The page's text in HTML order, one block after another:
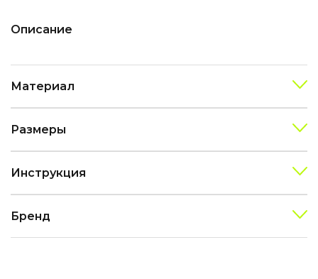
Описание
Материал
Размеры
Инструкция
Бренд